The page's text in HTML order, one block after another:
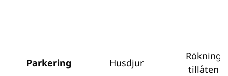
Parkering Husdjur
Rökning
tillåten